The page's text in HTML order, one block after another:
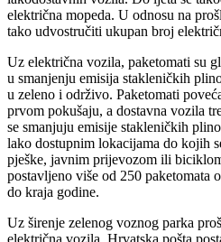
električna mopeda. U odnosu na
tako udvostručiti ukupan broj
Uz električna vozila, paketomati su
u smanjenju emisija stakleničkih
u zeleno i održivo. Paketomati
prvom pokušaju, a dostavna vozila
se smanjuju emisije stakleničkih
lako dostupnim lokacijama do kojih
pješke, javnim prijevozom ili
postavljeno više od 250 paketomata
do kraja godine.
Uz širenje zelenog voznog parka
električna vozila. Hrvatska pošta